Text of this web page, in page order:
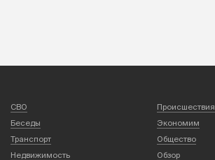
СВО
Происшествия
Беседы
Экономим
Транспорт
Общество
Недвижимость
Обзор